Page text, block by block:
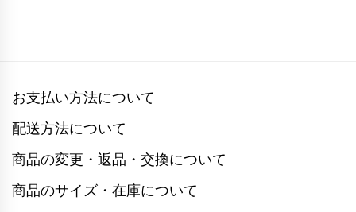
た。
す。
お支払い方法について
配送方法について
商品の変更・返品・交換について
商品のサイズ・在庫について